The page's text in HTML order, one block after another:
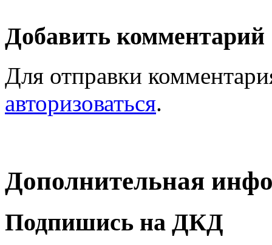
Добавить комментарий
Для отправки
авторизоваться.
Дополнительная
Подпишись на ДКД